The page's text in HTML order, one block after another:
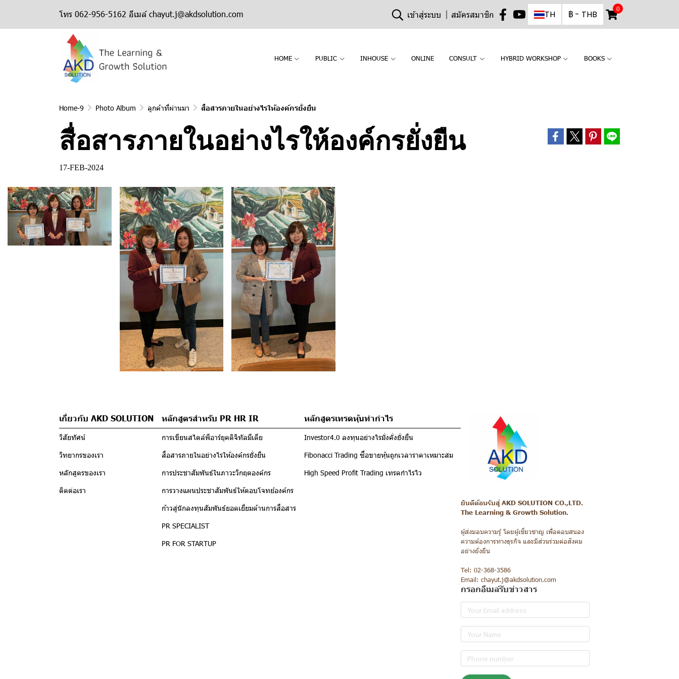
โทร 062-956-5162 อีเมล์ chayut.j@akdsolution.com เข้าสู่ระบบ สมัครสมาชิก TH ฿ - THB
0
HOME PUBLIC INHOUSE ONLINE CONSULT HYBRID WORKSHOP BOOKS
Home-9 Photo Album ลูกค้าที่ผ่านมา สื่อสารภายในอย่างไรให้องค์กรยั่งยืน
สื่อสารภายในอย่างไรให้องค์กรยั่งยืน
17-FEB-2024
เกี่ยวกับ AKD SOLUTION
วิสัยทัศน์
วิทยากรของเรา
หลักสูตรของเรา
ติดต่อเรา
หลักสูตรสำหรับ PR HR IR
การเขียนสไตล์พีอาร์ยุคดิจิทัลมีเดีย
สื่อสารภายในอย่างไรให้องค์กรยั่งยืน
การประชาสัมพันธ์ในภาวะวิกฤตองค์กร
การวางแผนประชาสัมพันธ์ให้ตอบโจทย์องค์กร
ก้าวสู่นักลงทุนสัมพันธ์ยอดเยี่ยมด้านการสื่อสาร
PR SPECIALIST
PR FOR STARTUP
หลักสูตรเทรดหุ้นทำกำไร
Investor4.0 ลงทุนอย่างไรมั่งคั่งยั่งยืน
Fibonacci Trading ซื้อขายหุ้นถูกเวลาราคาเหมาะสม
High Speed Profit Trading เทรดกำไรไว
ยินดีต้อนรับสู่ AKD SOLUTION CO.,LTD.
The Learning & Growth Solution.
ผู้ส่งมอบความรู้ โดยผู้เชี่ยวชาญ เพื่อตอบสนอง
ความต้องการทางธุรกิจ และมีส่วนร่วมต่อสังคม
อย่างยั่งยืน
Tel: 02-368-3586
Email: chayut.j@akdsolution.com
กรอกอีเมล์รับข่าวสาร